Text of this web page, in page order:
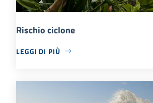
Rischio ciclone
LEGGI DI PIÙ